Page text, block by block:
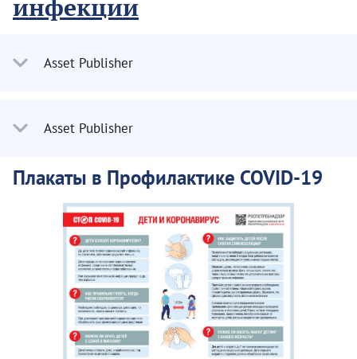
инфекции
Asset Publisher
Asset Publisher
Плакаты в Профилактике COVID-19